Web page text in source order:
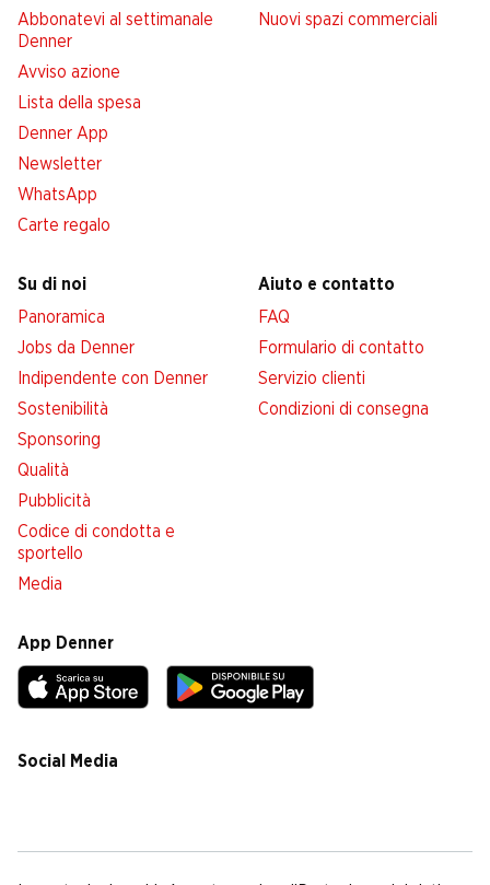
Abbonatevi al settimanale
Denner
Avviso azione
Lista della spesa
Denner App
Newsletter
WhatsApp
Carte regalo
Nuovi spazi commerciali
Su di noi
Panoramica
Jobs da Denner
Indipendente con Denner
Sostenibilità
Sponsoring
Qualità
Pubblicità
Codice di condotta e
sportello
Media
Aiuto e contatto
FAQ
Formulario di contatto
Servizio clienti
Condizioni di consegna
App Denner
Social Media